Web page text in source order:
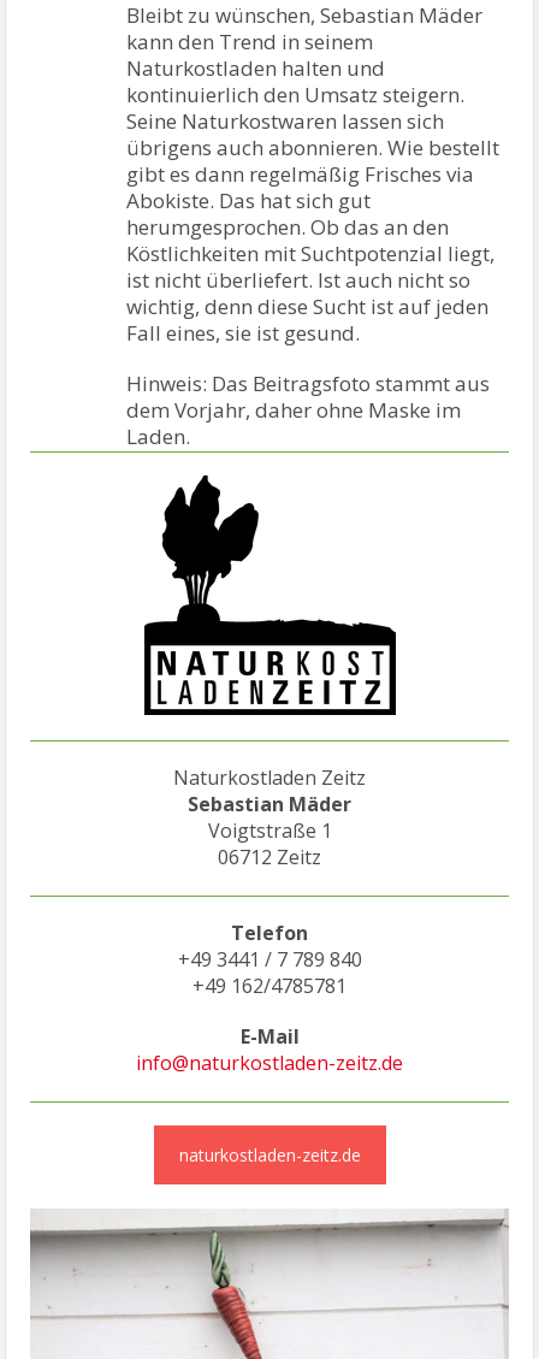
Bleibt zu wünschen, Sebastian Mäder
kann den Trend in seinem
Naturkostladen halten und
kontinuierlich den Umsatz steigern.
Seine Naturkostwaren lassen sich
übrigens auch abonnieren. Wie bestellt
gibt es dann regelmäßig Frisches via
Abokiste. Das hat sich gut
herumgesprochen. Ob das an den
Köstlichkeiten mit Suchtpotenzial liegt,
ist nicht überliefert. Ist auch nicht so
wichtig, denn diese Sucht ist auf jeden
Fall eines, sie ist gesund.
Hinweis: Das Beitragsfoto stammt aus
dem Vorjahr, daher ohne Maske im
Laden.
Naturkostladen Zeitz
Sebastian Mäder
Voigtstraße 1
06712 Zeitz
Telefon
+49 3441 / 7 789 840
+49 162/4785781
E-Mail
info@naturkostladen-zeitz.de
naturkostladen-zeitz.de